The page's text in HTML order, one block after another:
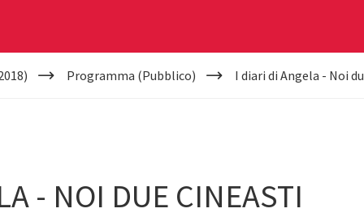
Programma (Pubblico) I diari di Angela - Noi
- NOI DUE CINEASTI